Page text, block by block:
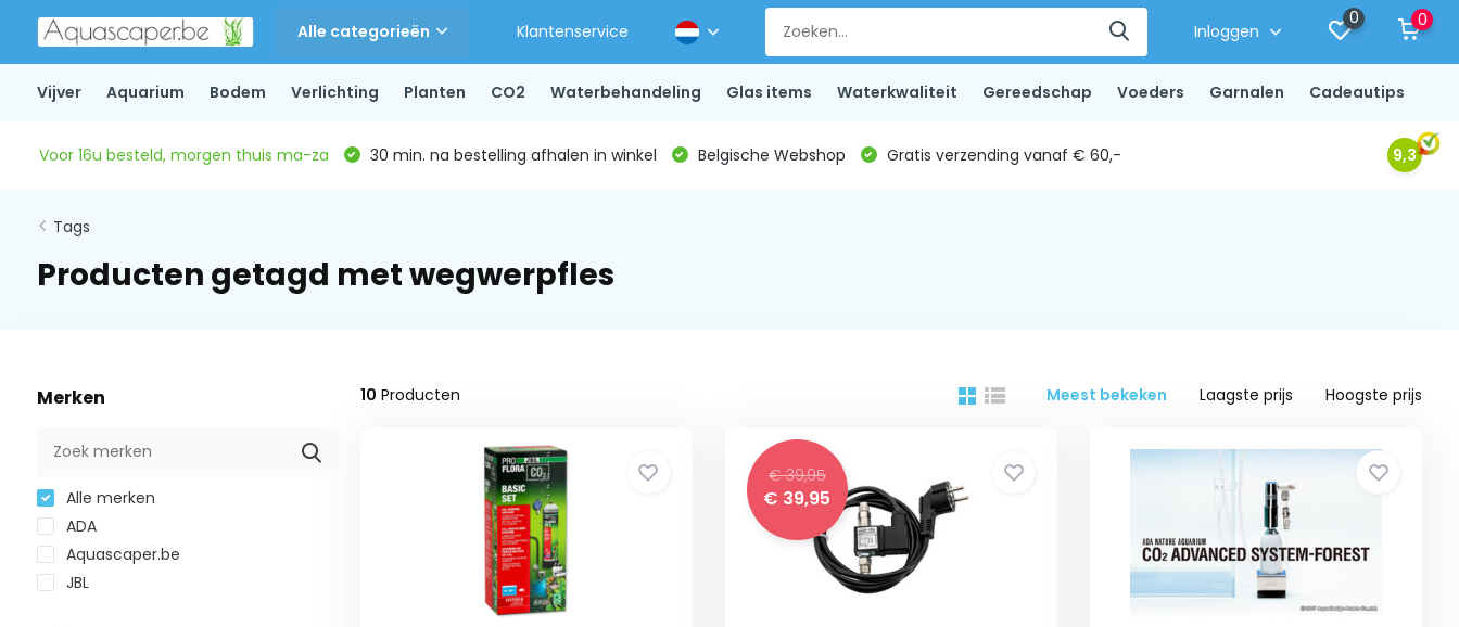
Alle categorieën Klantenservice Inloggen
0 0
Vijver Aquarium Bodem Verlichting Planten CO2 Waterbehandeling Glas items Waterkwaliteit Gereedschap Voeders Garnalen Cadeautips
Voor 16u besteld, morgen thuis ma-za 30 min. na bestelling afhalen in winkel Belgische Webshop Gratis verzending vanaf € 60,- 9,3
Tags
Producten getagd met wegwerpfles
Merken
Alle merken
ADA
Aquascaper.be
JBL
10 Producten Meest bekeken Laagste prijs Hoogste prijs
€ 39,95
€ 39,95